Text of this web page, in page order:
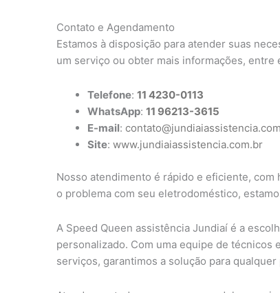
Contato e Agendamento
Estamos à disposição para atender suas
um serviço ou obter mais informações,
Telefone: 11 4230-0113
WhatsApp: 11 96213-3615
E-mail:
Site: www.jundiaiassistencia.com.br
Nosso atendimento é rápido e eficiente,
o problema com seu eletrodoméstico,
A Speed Queen assistência Jundiaí é a
personalizado. Com uma equipe de técnicos
serviços, garantimos a solução para